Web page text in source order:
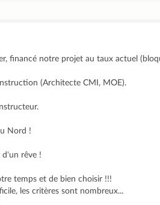
financé notre projet au taux actuel
(Architecte CMI, MOE).
Nord !
d'un rêve !
temps et de bien choisir !!!
les critères sont nombreux...